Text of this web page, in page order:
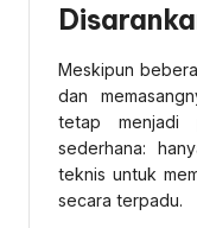
Meskipun
dan
tetap menjadi
sederhana:
teknis untuk
secara terpadu.